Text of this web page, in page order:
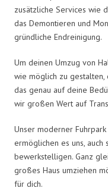
zusätzliche Services wie
das Demontieren und
gründliche Endreinigung.
Um deinen Umzug von
wie möglich zu
das genau auf deine
wir großen Wert auf
Unser moderner
ermöglichen es uns,
bewerkstelligen. Ganz
großes Haus umziehen
für dich.